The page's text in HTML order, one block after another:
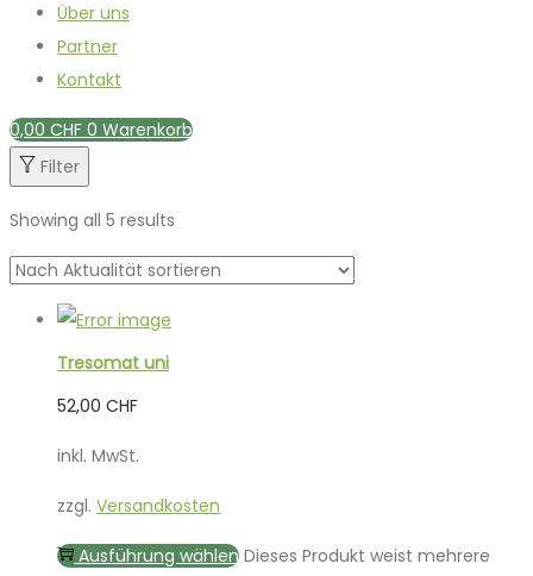
Über uns
Partner
Kontakt
0,00 CHF 0 Warenkorb
Filter
Showing all 5 results
Tresomat uni
52,00 CHF
inkl. MwSt.
zzgl. Versandkosten
Ausführung wählen Dieses Produkt weist mehrere